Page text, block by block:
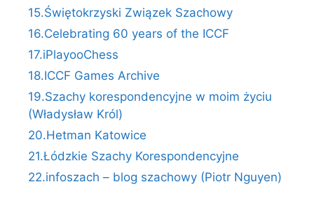
15.Świętokrzyski Związek Szachowy
16.Celebrating 60 years of the ICCF
17.iPlayooChess
18.ICCF Games Archive
19.Szachy korespondencyjne w moim życiu
(Władysław Król)
20.Hetman Katowice
21.Łódzkie Szachy Korespondencyjne
22.infoszach – blog szachowy (Piotr Nguyen)